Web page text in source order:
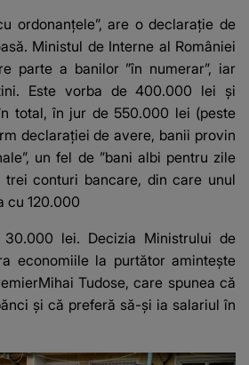
ordonanțele”, are o declarație de
Ministul de Interne al României
parte a banilor ”în numerar”, iar
Este vorba de 400.000 lei și
total, în jur de 550.000 lei (peste
declarației de avere, banii provin
un fel de ”bani albi pentru zile
trei conturi bancare, din care unul
cu 120.000
lei. Decizia Ministrului de
economiile la purtător amintește
Tudose, care spunea că
și că preferă să-și ia salariul în